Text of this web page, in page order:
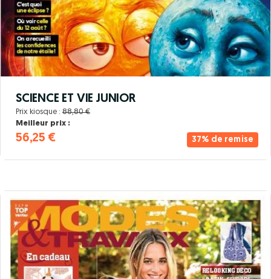
37% de remise
SCIENCE ET VIE JUNIOR
Prix kiosque : 88,80 €
Meilleur prix :
56,25 €